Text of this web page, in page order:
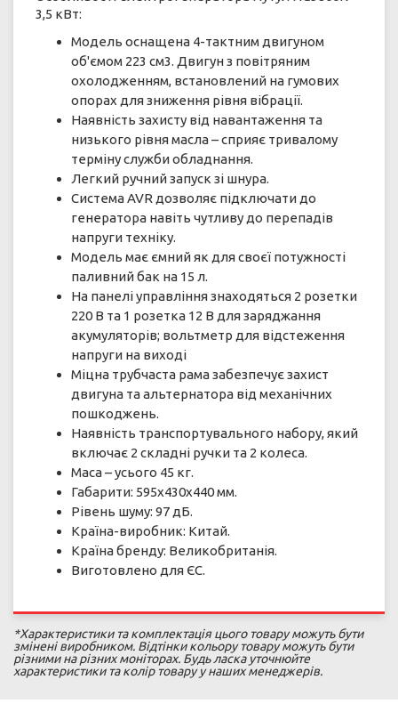
3,5 кВт:
Модель оснащена 4-тактним двигуном
об'ємом 223 см3. Двигун з повітряним
охолодженням, встановлений на гумових
опорах для зниження рівня вібрації.
Наявність захисту від навантаження та
низького рівня масла – сприяє тривалому
терміну служби обладнання.
Легкий ручний запуск зі шнура.
Система AVR дозволяє підключати до
генератора навіть чутливу до перепадів
напруги техніку.
Модель має ємний як для своєї потужності
паливний бак на 15 л.
На панелі управління знаходяться 2 розетки
220 В та 1 розетка 12 В для заряджання
акумуляторів; вольтметр для відстеження
напруги на виході
Міцна трубчаста рама забезпечує захист
двигуна та альтернатора від механічних
пошкоджень.
Наявність транспортувального набору, який
включає 2 складні ручки та 2 колеса.
Маса – усього 45 кг.
Габарити: 595х430х440 мм.
Рівень шуму: 97 дБ.
Країна-виробник: Китай.
Країна бренду: Великобританія.
Виготовлено для ЄС.
*Характеристики та комплектація цього товару можуть бути
змінені виробником. Відтінки кольору товару можуть бути
різними на різних моніторах. Будь ласка уточнюйте
характеристики та колір товару у наших менеджерів.